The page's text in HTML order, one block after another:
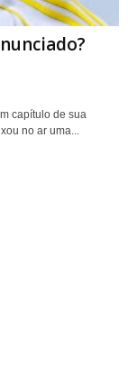
capítulo de sua
no ar uma...